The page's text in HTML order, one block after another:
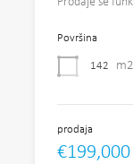
Površina
142 m2
prodaja
€199,000